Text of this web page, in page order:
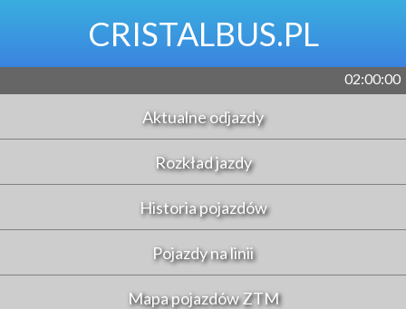
CRISTALBUS.PL
02:00:00
Aktualne odjazdy
Rozkład jazdy
Historia pojazdów
Pojazdy na linii
Mapa pojazdów ZTM